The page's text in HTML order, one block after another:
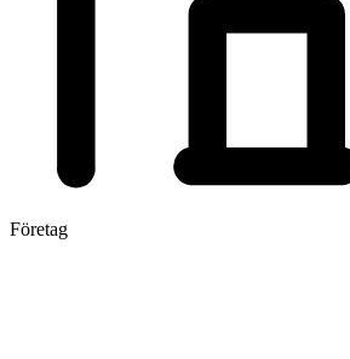
Företag